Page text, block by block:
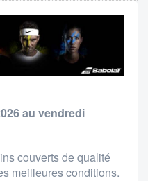
au vendredi
couverts de qualité
meilleures conditions.